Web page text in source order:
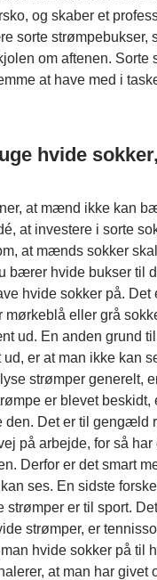
og skaber et
sorte strømpebukser,
om aftenen. Sorte
at have med i
hvide
at mænd ikke kan
at investere i sorte
at mænds sokker
bærer hvide bukser til
hvide sokker på. Det
eller grå
ud. En anden grund
er at man ikke kan
strømper generelt,
er blevet beskidt,
den. Det er til gengæld
på arbejde, for så
Derfor er det smart
ses. En sidste
strømper er til sport.
strømper, er
hvide sokker på til
at man har givet